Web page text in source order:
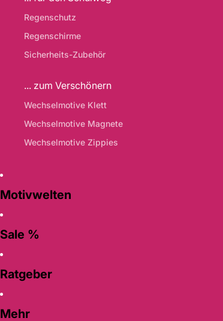
Regenschutz
Regenschirme
Sicherheits-Zubehör
... zum Verschönern
Wechselmotive Klett
Wechselmotive Magnete
Wechselmotive Zippies
Motivwelten
Sale %
Ratgeber
Mehr